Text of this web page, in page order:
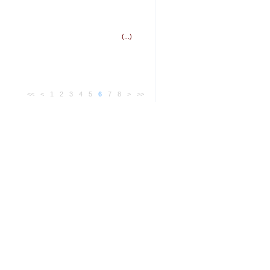
de interese (...)
<< < 1 2 3 4 5 6 7 8 > >>